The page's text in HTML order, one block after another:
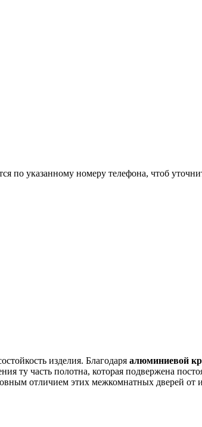
по указанному номеру телефона, чтоб
изделия. Благодаря алюминиевой
ту часть полотна, которая подвержена
отличием этих межкомнатных дверей